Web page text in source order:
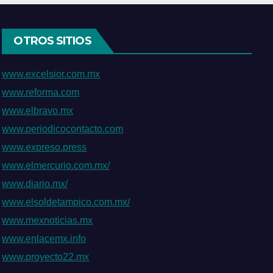
OTROS SITIOS
www.excelsior.com.mx
www.reforma.com
www.elbravo.mx
www.periodicocontacto.com
www.expreso.press
www.elmercurio.com.mx/
www.diario.mx/
www.elsoldetampico.com.mx/
www.mexnoticias.mx
www.enlacemx.info
www.proyecto22.mx